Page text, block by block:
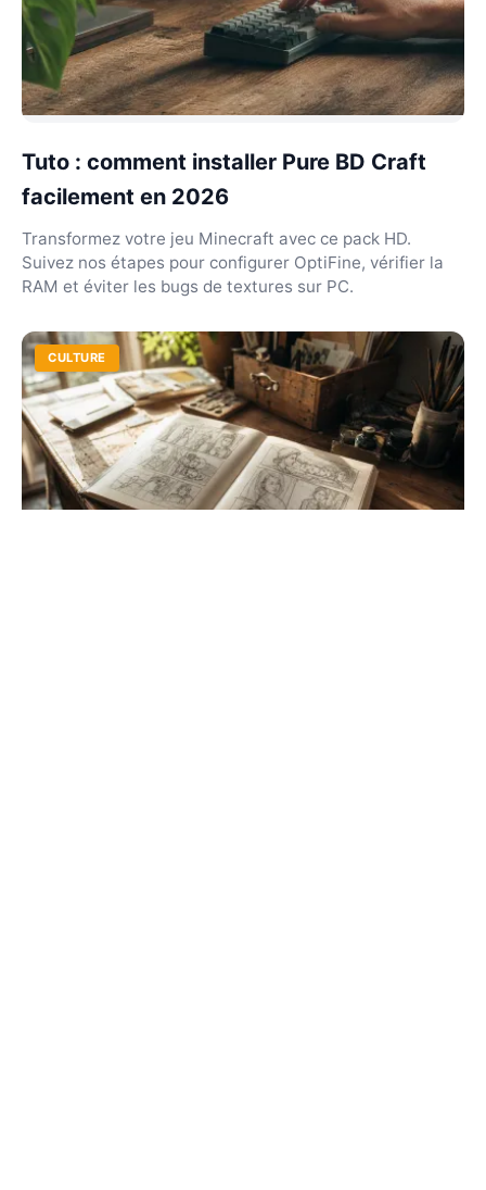
Tuto : comment installer Pure BD Craft
facilement en 2026
Transformez votre jeu Minecraft avec ce pack HD.
Suivez nos étapes pour configurer OptiFine, vérifier la
RAM et éviter les bugs de textures sur PC.
CULTURE